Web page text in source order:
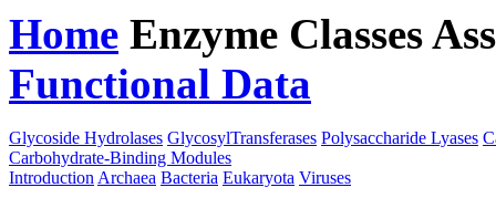
Home Enzyme Classes
Functional Data
Glycoside Hydrolases GlycosylTransferases Polysaccharide Lyases
Carbohydrate-Binding Modules
Introduction Archaea Bacteria Eukaryota Viruses